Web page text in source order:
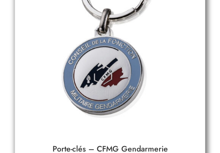
Porte-clés – CFMG Gendarmerie